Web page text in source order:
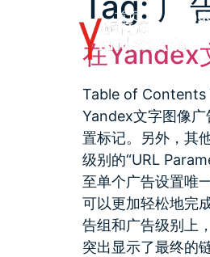
首页
在Yandex
Table of Contents
Yandex文字图像
置标记。另外，其
级别的“URL
至单个广告设置唯
可以更加轻松地完
告组和广告级别上
突出显示了最终的